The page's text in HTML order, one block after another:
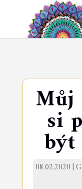
Můj
si
být
08.02.2020|